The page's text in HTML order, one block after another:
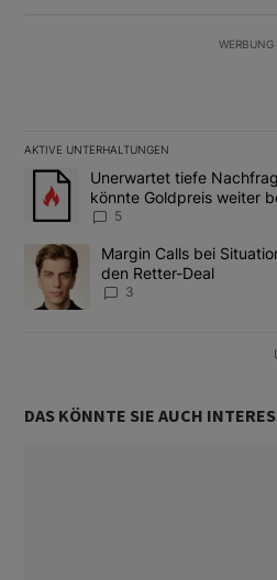
WERBUNG
AKTIVE UNTERHALTUNGEN
Das Folgende ist eine Liste der
Ein Trendartikel mit dem Titel
Unerwartet tiefe
könnte Goldpreis weiter
5
Ein Trendartikel mit dem Titel
Margin Calls bei
den Retter-Deal
3
DAS KÖNNTE SIE AUCH